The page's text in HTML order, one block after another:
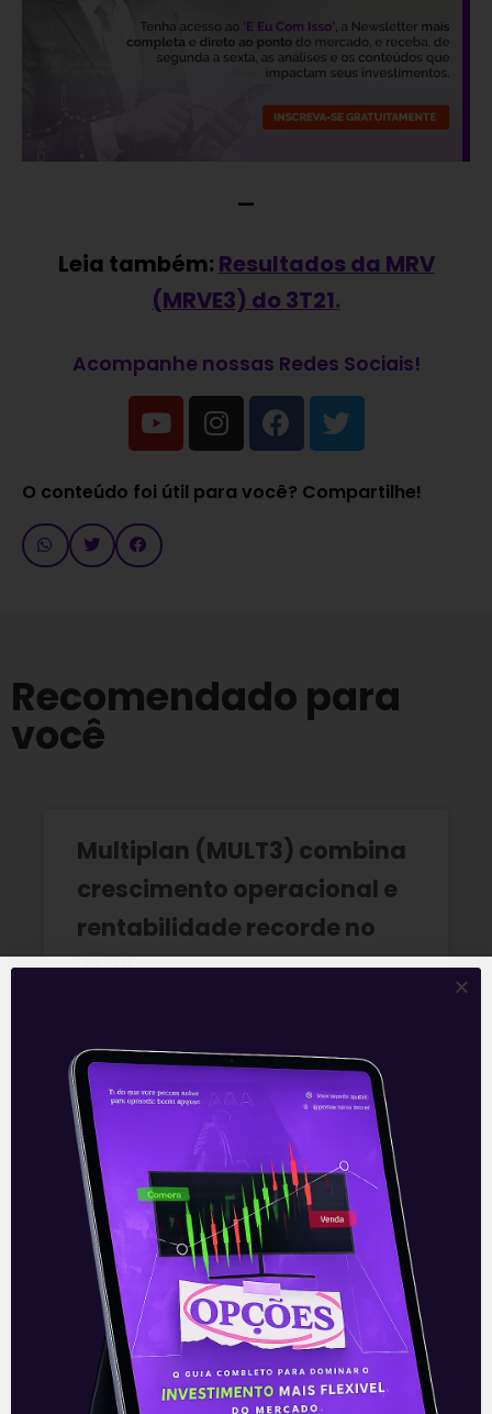
—
Leia também: Resultados da MRV
(MRVE3) do 3T21.
Acompanhe nossas Redes Sociais!
O conteúdo foi útil para você? Compartilhe!
Recomendado para
você
Multiplan (MULT3) combina
crescimento operacional e
rentabilidade recorde no
2T26
03/08/2026 Nenhum comentário
Petrobras (PETR4) amplia
produção e bate recordes
operacionais no 2T26
A Petrobras (PETR4) apresentou uma
prévia operacional forte no 2T26, marcada
por novos recordes de produção. A
produção própria de petróleo, líquidos de